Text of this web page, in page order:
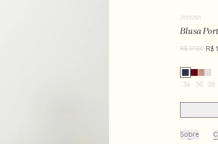
241012901
Blusa
R$ 379,00 R$
34 36 38
Sobre